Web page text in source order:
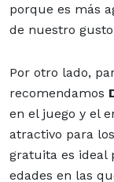
porque es más
de nuestro
Por otro lado,
recomendamos
en el juego y el
atractivo para
gratuita es ideal
edades en las